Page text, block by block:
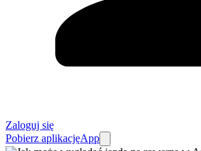
Zaloguj się
Pobierz aplikacjęApp